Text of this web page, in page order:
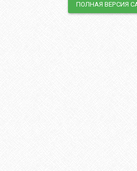
ПОЛНАЯ ВЕРСИЯ